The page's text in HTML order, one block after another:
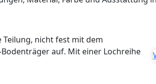
Teilung, nicht fest mit dem
auf. Mit einer Lochreihe